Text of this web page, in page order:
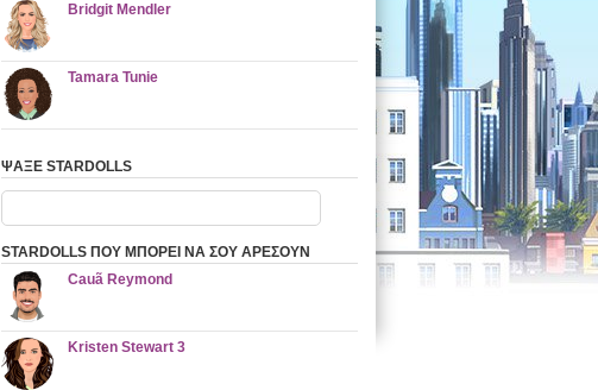
Bridgit Mendler
Tamara Tunie
ΨΑΞΕ STARDOLLS
STARDOLLS ΠΟΥ ΜΠΟΡΕΙ ΝΑ ΣΟΥ ΑΡΕΣΟΥΝ
Cauã Reymond
Kristen Stewart 3